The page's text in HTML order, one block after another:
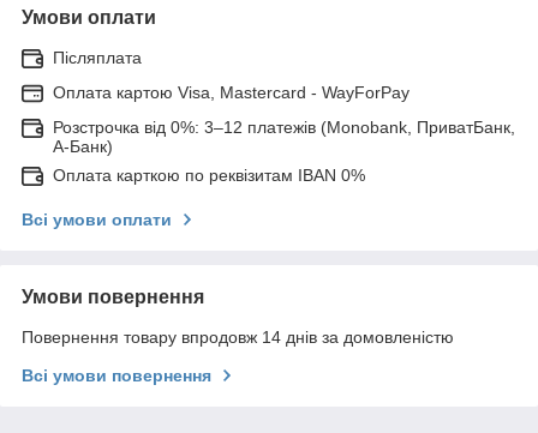
Умови оплати
Післяплата
Оплата картою Visa, Mastercard - WayForPay
Розстрочка від 0%: 3–12 платежів (Monobank, ПриватБанк,
А-Банк)
Оплата карткою по реквізитам IBAN 0%
Всі умови оплати
Умови повернення
Повернення товару впродовж 14 днів за домовленістю
Всі умови повернення